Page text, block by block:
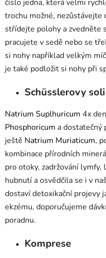
číslo jedna, která velmi
trochu možné,
střídejte polohy a zvedněte
pracujete v sedě nebo se
si nohy například velkým
je také podložit si nohy při
Schüsslerovy soli
Natrium Suplhuricum 4x
Phosphoricum a dostatečný
ještě Natrium Muriaticum,
kombinace přírodních
pro otoky, zadržování
hubnutí a osvědčila se i v
dostaví detoxikační projevy
ekzému, doporučujeme
poradnu.
Komprese